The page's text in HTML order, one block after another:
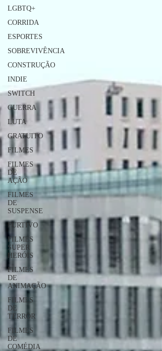
LGBTQ+
CORRIDA
ESPORTES
SOBREVIVÊNCIA
CONSTRUÇÃO
INDIE
SWITCH
GUERRA
LUTA
GRATUITO
FILMES
FILMES
DE
AÇÃO
FILMES
DE
SUSPENSE
FURTIVO
FILMES
SUPER
HERÓIS
FILMES
DE
ANIMAÇÃO
FILMES
DE
TERROR
FILMES
DE
COMÉDIA